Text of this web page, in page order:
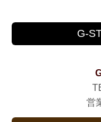
G-
営